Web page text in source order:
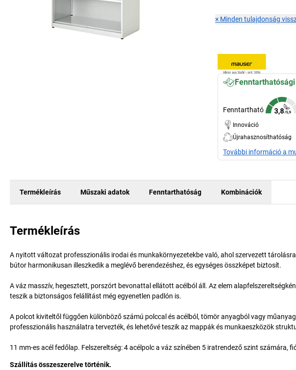
× Minden tulajdonság
Fenntartható
Innováció
Újrahasznosíthatóság
További információ a
Termékleírás Műszaki adatok Fenntarthatóság Kombinációk
Termékleírás
A nyitott változat professzionális irodai és munkakörnyezetekbe való, ahol szervezett
bútor harmonikusan illeszkedik a meglévő berendezéshez, és egységes összképet biztosít.
A váz masszív, hegesztett, porszórt bevonattal ellátott acélból áll. Az elem
teszik a biztonságos felállítást még egyenetlen padlón is.
A polcot kiviteltől függően különböző számú polccal és acélból, tömör anyagból vagy
professzionális használatra tervezték, és lehetővé teszik az mappák és munkaeszközök
11 mm-es acél fedőlap. Felszereltség: 4 acélpolc a váz színében 5 iratrendező szint számára,
Szállítás összeszerelve történik.